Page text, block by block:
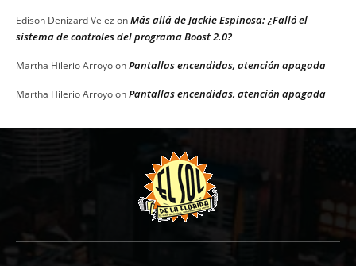
Edison Denizard Velez onMás allá de Jackie Espinosa: ¿Falló el
sistema de controles del programa Boost 2.0?
Martha Hilerio ArroyoonPantallas encendidas, atención apagada
Martha Hilerio ArroyoonPantallas encendidas, atención apagada